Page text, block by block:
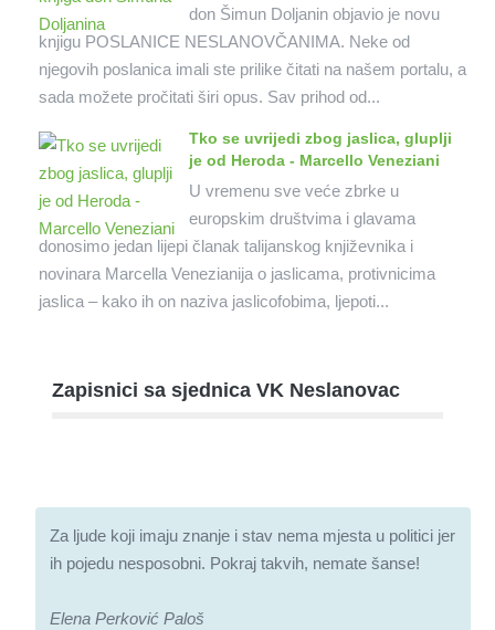
don Šimun Doljanin objavio je novu
knjigu POSLANICE NESLANOVČANIMA. Neke od
njegovih poslanica imali ste prilike čitati na našem portalu, a
sada možete pročitati širi opus. Sav prihod od...
Tko se uvrijedi zbog jaslica, gluplji
je od Heroda - Marcello Veneziani
U vremenu sve veće zbrke u
europskim društvima i glavama
donosimo jedan lijepi članak talijanskog književnika i
novinara Marcella Venezianija o jaslicama, protivnicima
jaslica – kako ih on naziva jaslicofobima, ljepoti...
Zapisnici sa sjednica VK Neslanovac
Za ljude koji imaju znanje i stav nema mjesta u politici jer
ih pojedu nesposobni. Pokraj takvih, nemate šanse!
Elena Perković Paloš